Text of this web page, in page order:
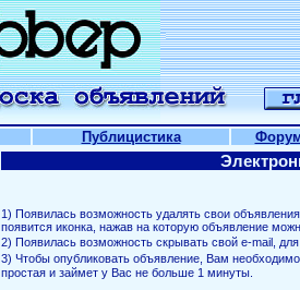
Публицистика
1) Появилась возможность удалять свои
появится иконка, нажав на которую объявление
2) Появилась возможность скрывать свой е-mail,
3) Чтобы опубликовать объявление, Вам
простая и займет у Вас не больше 1 минуты.